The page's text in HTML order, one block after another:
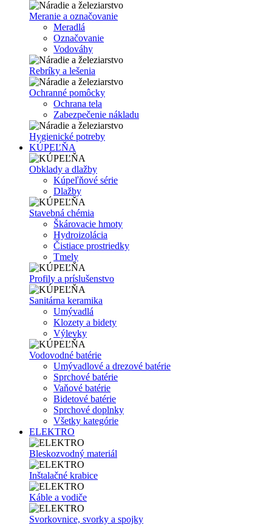
Meranie a označovanie
Meradlá
Označovanie
Vodováhy
Rebríky a lešenia
Ochranné pomôcky
Ochrana tela
Zabezpečenie nákladu
Hygienické potreby
KÚPEĽŇA
Obklady a dlažby
Kúpeľňové série
Dlažby
Stavebná chémia
Škárovacie hmoty
Hydroizolácia
Čistiace prostriedky
Tmely
Profily a príslušenstvo
Sanitárna keramika
Umývadlá
Klozety a bidety
Výlevky
Vodovodné batérie
Umývadlové a drezové batérie
Sprchové batérie
Vaňové batérie
Bidetové batérie
Sprchové doplnky
Všetky kategórie
ELEKTRO
Bleskozvodný materiál
Inštalačné krabice
Káble a vodiče
Svorkovnice, svorky a spojky